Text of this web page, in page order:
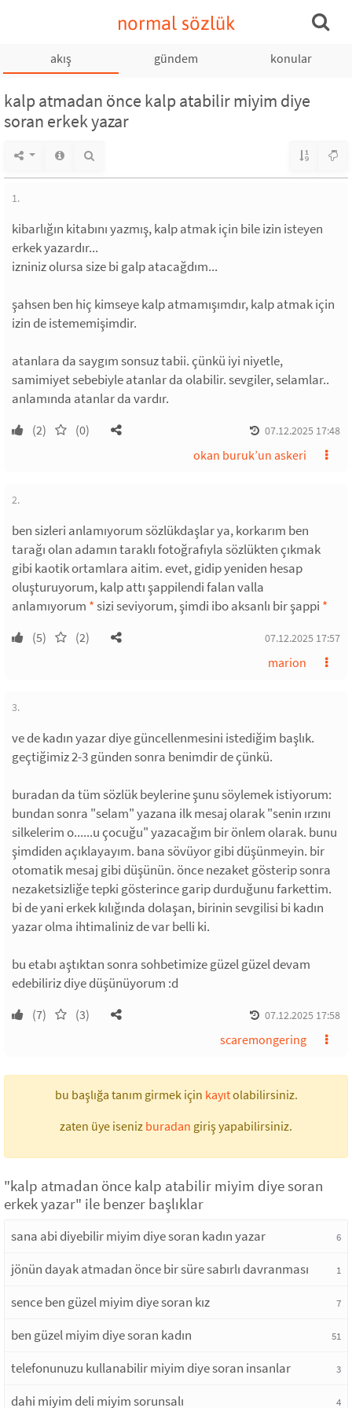
normal sözlük
akış gündem konular
kalp atmadan önce kalp atabilir miyim diye
soran erkek yazar
1.
kibarlığın kitabını yazmış, kalp atmak için bile izin isteyen
erkek yazardır...
izniniz olursa size bi galp atacağdım...
şahsen ben hiç kimseye kalp atmamışımdır, kalp atmak için
izin de istememişimdir.
atanlara da saygım sonsuz tabii. çünkü iyi niyetle,
samimiyet sebebiyle atanlar da olabilir. sevgiler, selamlar..
anlamında atanlar da vardır.
(2) (0) 07.12.2025 17:48
okan buruk’un askeri
2.
ben sizleri anlamıyorum sözlükdaşlar ya, korkarım ben
tarağı olan adamın taraklı fotoğrafıyla sözlükten çıkmak
gibi kaotik ortamlara aitim. evet, gidip yeniden hesap
oluşturuyorum, kalp attı şappilendi falan valla
anlamıyorum *sizi seviyorum, şimdi ibo aksanlı bir şappi *
(5) (2) 07.12.2025 17:57
marion
3.
ve de kadın yazar diye güncellenmesini istediğim başlık.
geçtiğimiz 2-3 günden sonra benimdir de çünkü.
buradan da tüm sözlük beylerine şunu söylemek istiyorum:
bundan sonra "selam" yazana ilk mesaj olarak "senin ırzını
silkelerim o......u çocuğu" yazacağım bir önlem olarak. bunu
şimdiden açıklayayım. bana sövüyor gibi düşünmeyin. bir
otomatik mesaj gibi düşünün. önce nezaket gösterip sonra
nezaketsizliğe tepki gösterince garip durduğunu farkettim.
bi de yani erkek kılığında dolaşan, birinin sevgilisi bi kadın
yazar olma ihtimaliniz de var belli ki.
bu etabı aştıktan sonra sohbetimize güzel güzel devam
edebiliriz diye düşünüyorum :d
(7) (3) 07.12.2025 17:58
scaremongering
bu başlığa tanım girmek için kayıtolabilirsiniz.
zaten üye iseniz buradan giriş yapabilirsiniz.
"kalp atmadan önce kalp atabilir miyim diye soran
erkek yazar" ile benzer başlıklar
sana abi diyebilir miyim diye soran kadın yazar 6
jönün dayak atmadan önce bir süre sabırlı davranması 1
sence ben güzel miyim diye soran kız 7
ben güzel miyim diye soran kadın 51
telefonunuzu kullanabilir miyim diye soran insanlar 3
dahi miyim deli miyim sorunsalı 4